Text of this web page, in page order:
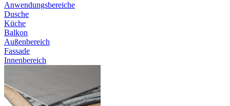
Anwendungsbereiche
Dusche
Küche
Balkon
Außenbereich
Fassade
Innenbereich